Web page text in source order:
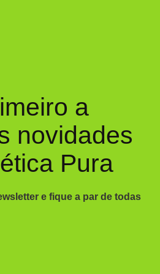
a
novidades
Pura
e fique a par de todas